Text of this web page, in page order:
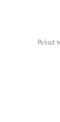
Pokud